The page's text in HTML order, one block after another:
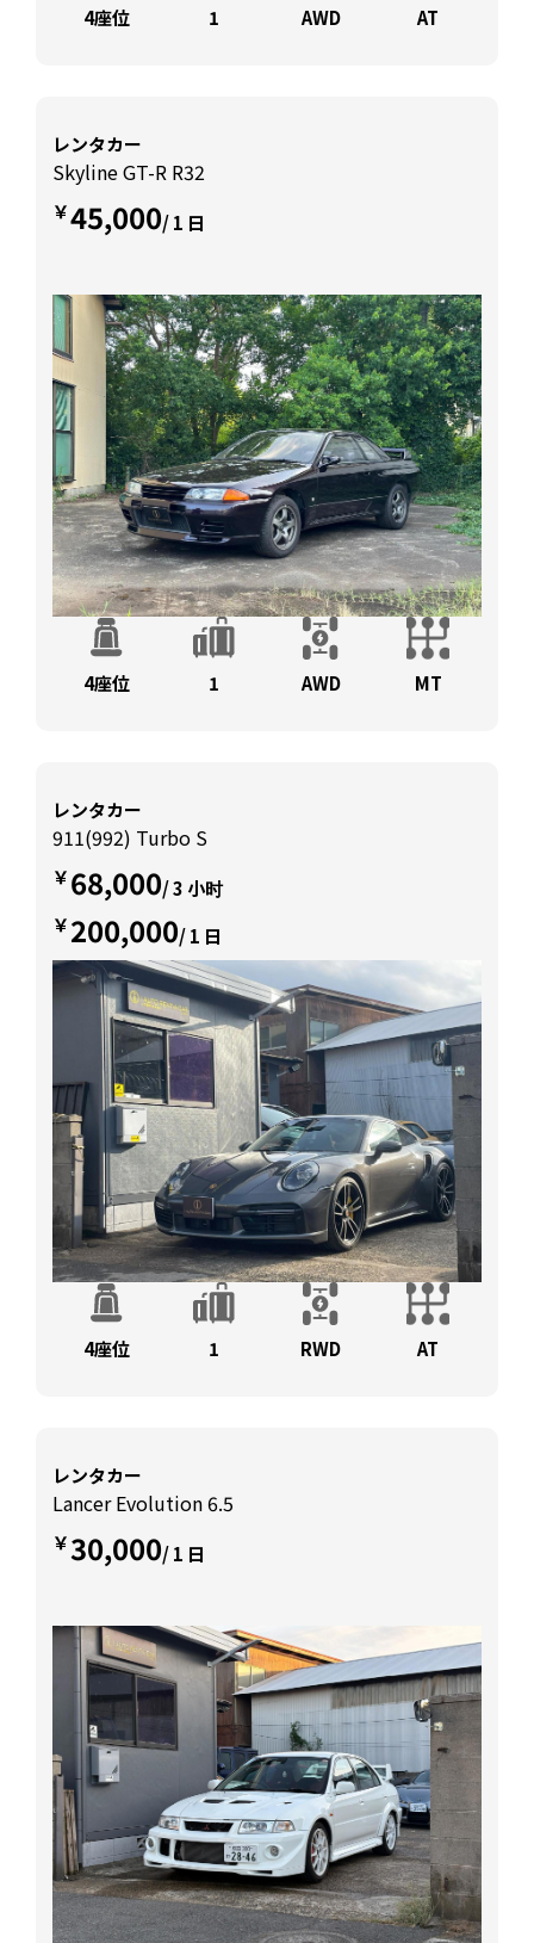
4座位 1 AWD AT
レンタカー
Skyline GT-R R32
￥45,000/ 1 日
4座位 1 AWD MT
レンタカー
911(992) Turbo S
￥68,000/ 3 小时
￥200,000/ 1 日
4座位 1 RWD AT
レンタカー
Lancer Evolution 6.5
￥30,000/ 1 日